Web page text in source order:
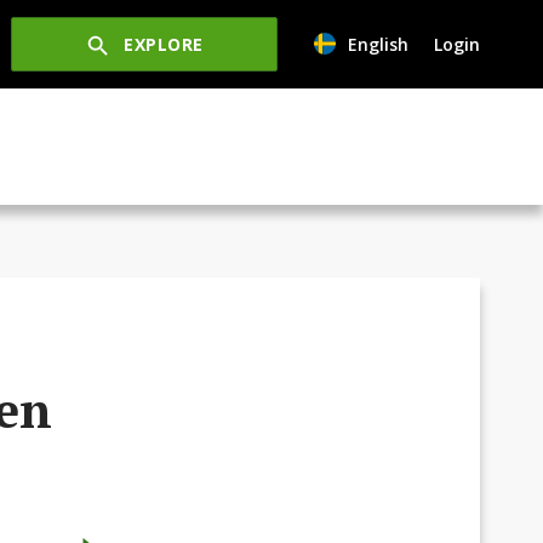
EXPLORE English Login